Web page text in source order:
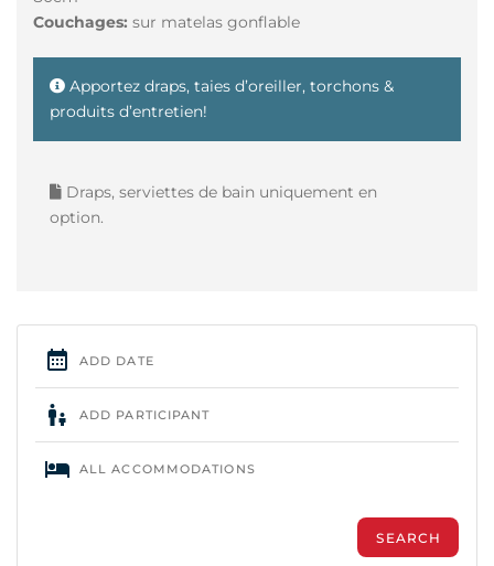
Couchages: sur matelas gonflable
Apportez draps, taies d’oreiller, torchons &
produits d’entretien!
Draps, serviettes de bain uniquement en
option.